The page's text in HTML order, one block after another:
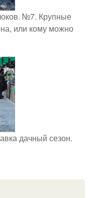
№7. Крупные
или кому можно
дачный сезон.